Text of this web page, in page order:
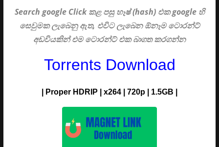
Search google Clickකළ පසු හෑෂ් (hash) එක google හි
සෙවුමක ලැබෙනු ඇත, එවිට ලැබෙන ඕනෑම ටොරන්ට්
අඩවියකින් එම ටොරන්ට් එක බාගත කරගන්න
Torrents Download
| Proper HDRIP | x264 | 720p | 1.5GB |